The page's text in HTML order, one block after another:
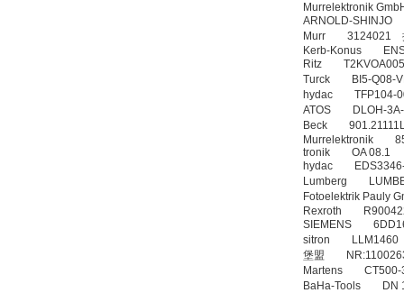
Murrelektronik
ARNOLD-
Murr 3124021
Kerb-Konus
Ritz
Turck BI5-Q08-
hydac TFP104-
ATOS DLOH-3A-
Beck
Murrelektronik
tronik OA 08.1
hydac EDS3346-
Lumberg
Fotoelektrik Pauly
Rexroth
SIEMENS
sitron LLM1460
堡盟
Martens CT500-
BaHa-Tools DN